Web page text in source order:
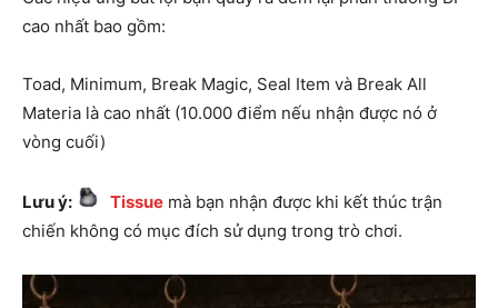
cao nhất bao gồm:
Toad, Minimum, Break Magic, Seal Item và Break All
Materia là cao nhất (10.000 điểm nếu nhận được nó ở
vòng cuối)
Lưu ý: Tissue mà bạn nhận được khi kết thúc trận
chiến không có mục đích sử dụng trong trò chơi.